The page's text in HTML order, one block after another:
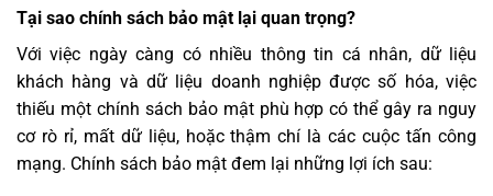
Tại sao chính sách bảo mật lại quan trọng?
Với việc ngày càng có nhiều thông tin cá nhân, dữ liệu
khách hàng và dữ liệu doanh nghiệp được số hóa, việc
thiếu một chính sách bảo mật phù hợp có thể gây ra nguy
cơ rò rỉ, mất dữ liệu, hoặc thậm chí là các cuộc tấn công
mạng. Chính sách bảo mật đem lại những lợi ích sau: